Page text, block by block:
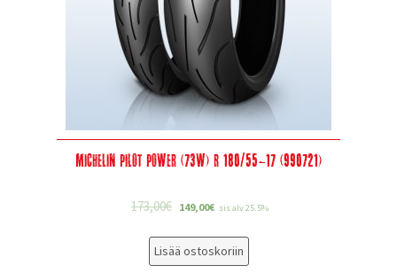
Michelin Pilot Power (73W) R 180/55-17 (990721)
173,00€ 149,00€ sis alv 25.5%
Lisää ostoskoriin